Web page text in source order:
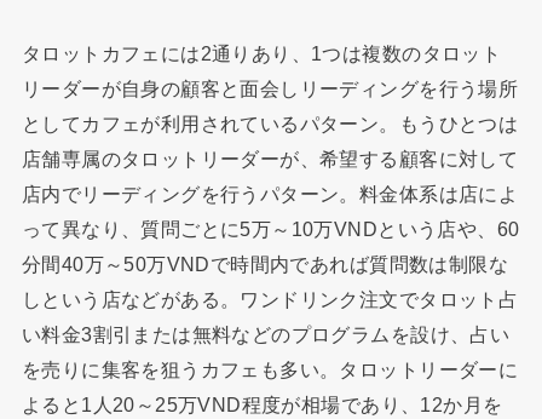
タロットカフェには2通りあり、1つは複数のタロット
リーダーが自身の顧客と面会しリーディングを行う場所
としてカフェが利用されているパターン。もうひとつは
店舗専属のタロットリーダーが、希望する顧客に対して
店内でリーディングを行うパターン。料金体系は店によ
って異なり、質問ごとに5万～10万VNDという店や、60
分間40万～50万VNDで時間内であれば質問数は制限な
しという店などがある。ワンドリンク注文でタロット占
い料金3割引または無料などのプログラムを設け、占い
を売りに集客を狙うカフェも多い。タロットリーダーに
よると1人20～25万VND程度が相場であり、12か月を